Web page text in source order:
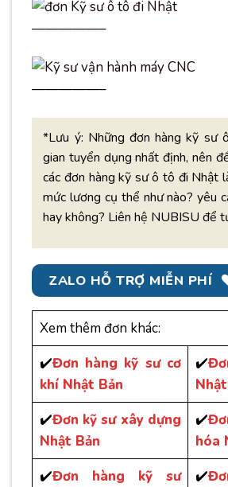
—————–
—————–
*Lưu ý: Những đơn hàng kỹ sư
gian tuyển dụng nhất định, nên
các đơn hàng kỹ sư ô tô đi Nhật
mức lương cụ thể như nào? yêu
hay không? Liên hệ NUBISU để
ZALO HỖ TRỢ MIỄN PHÍ
Xem thêm đơn khác:
✔️Đơn hàng kỹ sư cơ
khí Nhật Bản
✔️
✔️Đơn kỹ sư xây dựng
Nhật Bản
✔️
hóa
✔️Đơn hàng kỹ sư
✔️